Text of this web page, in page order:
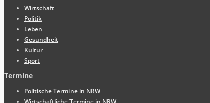
Wirtschaft
Politik
Leben
Gesundheit
Kultur
Sport
Termine
Politische Termine in NRW